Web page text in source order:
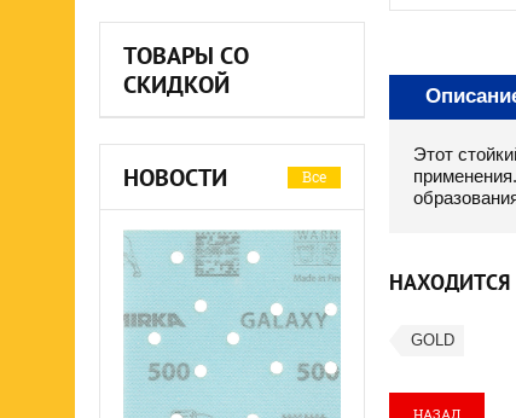
ТОВАРЫ СО
СКИДКОЙ
НОВОСТИ Все
Этот
НАХОДИТСЯ
GOLD
НАЗАД